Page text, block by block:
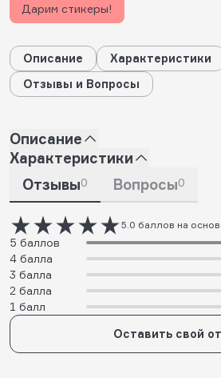
Дарим стикеры!
Описание
Характеристики
Отзывы и Вопросы
Описание
Характеристики
Отзывы0 Вопросы0
5.0 баллов на
5 баллов
4 балла
3 балла
2 балла
1 балл
Оставить свой